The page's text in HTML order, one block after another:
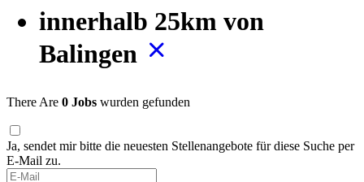
innerhalb 25km von
Balingen
There Are 0 Jobs wurden gefunden
Ja, sendet mir bitte die neuesten Stellenangebote für diese Suche per
E-Mail zu.